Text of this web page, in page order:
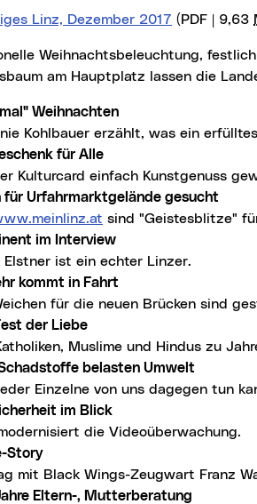
Linz, Dezember 2017 (PDF | 9,63
am Hauptplatz lassen die
Weihnachten
Kohlbauer erzählt, was ein
für Alle
Kulturcard einfach Kunstgenuss
für Urfahrmarktgelände gesucht
(neues Fenster)
sind "Geistesblitze"
im Interview
Elstner ist ein echter Linzer.
kommt in Fahrt
für die neuen Brücken sind
der Liebe
Muslime und Hindus zu
belasten Umwelt
Einzelne von uns dagegen tun
im Blick
die Videoüberwachung.
Story
mit Black Wings-Zeugwart Franz
Eltern-, Mutterberatung